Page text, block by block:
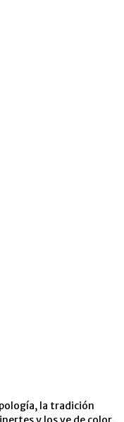
la tradición